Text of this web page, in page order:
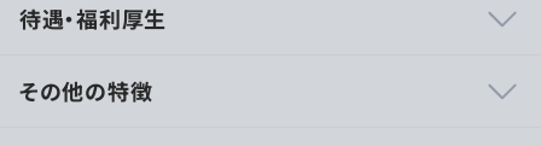
全て標準装備されたECシステム
待遇・福利厚生
その他の特徴